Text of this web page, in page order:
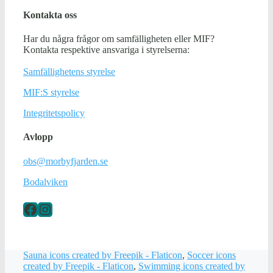
årsredovisningar
Styrelse
&
Kontakta oss
Har du några frågor om samfälligheten eller MIF?
Kontakta respektive ansvariga i styrelserna:
Samfällighetens styrelse
MIF:S styrelse
Integritetspolicy
Avlopp
obs@morbyfjarden.se
Bodalviken
Facebook
Instagram
Sauna icons created by Freepik - Flaticon, Soccer icons
created by Freepik - Flaticon, Swimming icons created by